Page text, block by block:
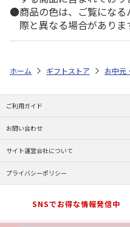
商品の色は、ご覧にな
際と異なる場合がありま
ホーム ギフトストア お中元
ご利用ガイド
お問い合わせ
サイト運営会社について
プライバシーポリシー
SNSでお得な情報発信中